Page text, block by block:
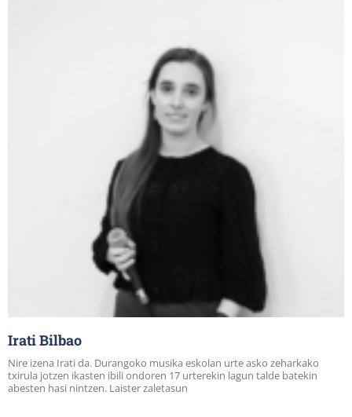
Irati Bilbao
Nire izena Irati da. Durangoko musika eskolan urte asko zeharkako
txirula jotzen ikasten ibili ondoren 17 urterekin lagun talde batekin
abesten hasi nintzen. Laister zaletasun